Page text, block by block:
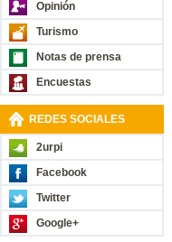
Opinión
Turismo
Notas de prensa
Encuestas
REDES SOCIALES
2urpi
Facebook
Twitter
Google+